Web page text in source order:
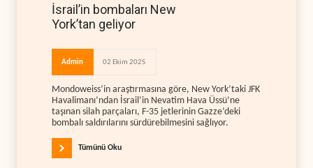
İsrail’in bombaları New
York’tan geliyor
Admin 02 Ekim 2025
Mondoweiss’in araştırmasına göre, New York’taki JFK
Havalimanı’ndan İsrail’in Nevatim Hava Üssü’ne
taşınan silah parçaları, F-35 jetlerinin Gazze’deki
bombalı saldırılarını sürdürebilmesini sağlıyor.
Tümünü Oku